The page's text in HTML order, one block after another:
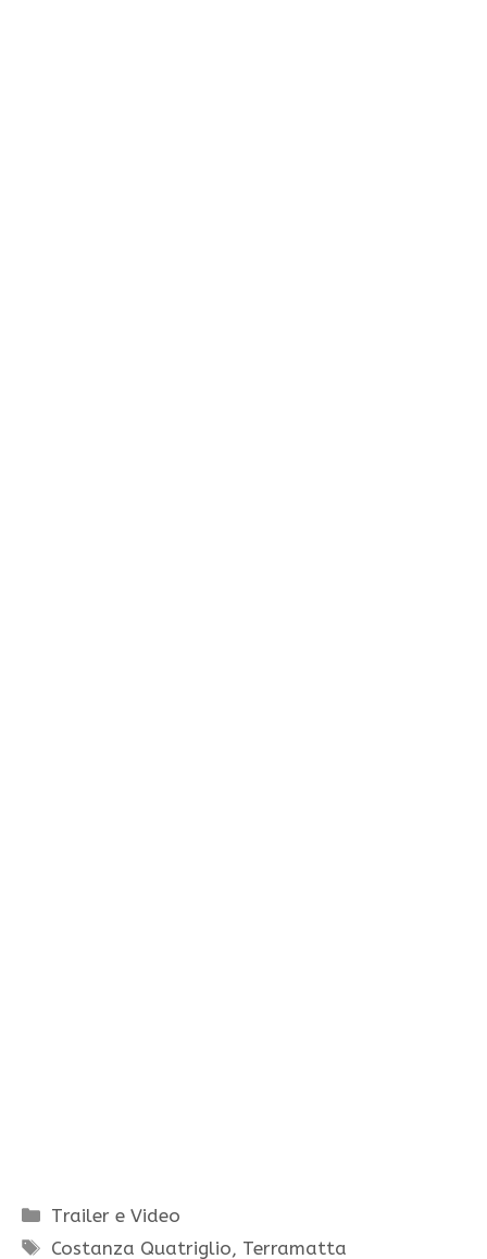
Categorie
Trailer e Video
Tag
Costanza Quatriglio, Terramatta